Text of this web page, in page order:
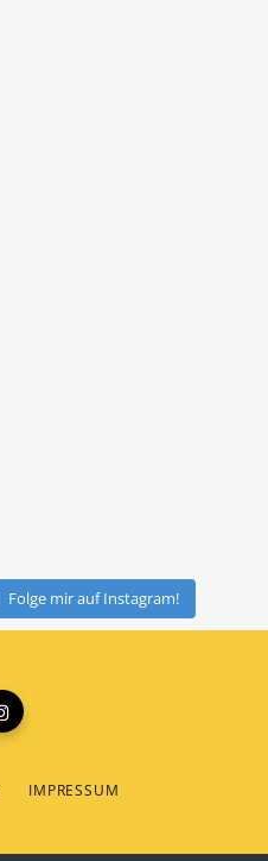
Folge mir auf Instagram!
IMPRESSUM